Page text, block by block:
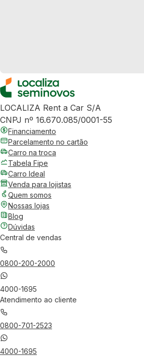
LOCALIZA Rent a Car S/A
CNPJ nº 16.670.085/0001-55
Financiamento
Parcelamento no cartão
Carro na troca
Tabela Fipe
Carro Ideal
Venda para lojistas
Quem somos
Nossas lojas
Blog
Dúvidas
Central de vendas
0800-200-2000
4000-1695
Atendimento ao cliente
0800-701-2523
4000-1695